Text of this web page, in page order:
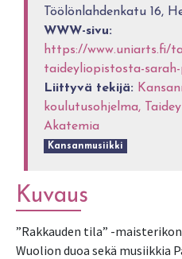
Töölönlahdenkatu 16,
WWW-sivu:
https://www.uniarts.fi/
taideyliopistosta-
Liittyvä tekijä:
koulutusohjelma,
Akatemia
Kansanmusiikki
Kuvaus
”Rakkauden tila” -
Wuolion duoa sekä musiikkia